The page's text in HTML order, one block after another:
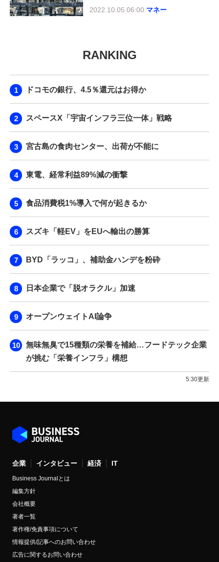
2022.10.05 06:00 マネー
RANKING
ドコモの銀行、4.5％還元はお得か
スペースX「宇宙インフラ三位一体」戦略
宮古島の食肉センター、出荷が不能に
東電、経常利益89%減の衝撃
食品消費税1%導入で何が起きるか
スズキ「軽EV」をEUへ輸出の勝算
BYD「ラッコ」、補助金ハンデを粉砕
日本企業で「脱オラクル」加速
オープンウェイトAI論争
無味無臭で15種類の栄養を補給…フードテック企業
が挑む「栄養インフラ」構想
5:30更新
企業 インタビュー 経済 IT
Business Journalとは
編集方針
会社概要
著者一覧
著作権/免責事項について
情報提供/記事へのお問い合わせ
広告に関するお問い合わせ